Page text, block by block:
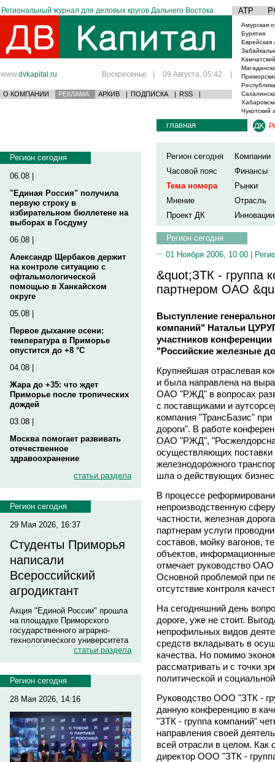
Региональный журнал для деловых кругов Дальнего Востока АТР
www.dvkapital.ru Воскресенье | 09 Августа, 05:42 |
О КОМПАНИИ РЕКЛАМА АРХИВ | ПОДПИСКА | RSS |
Амурская
Бурятия
Еврейская
Чукотский
Регион сегодня
06.08 |
"Единая Россия" получила
первую строку в
избирательном бюллетене на
выборах в Госдуму
06.08 |
Александр Щербаков держит
на контроле ситуацию с
офтальмологической
помощью в Ханкайском
округе
05.08 |
Первое дыхание осени:
температура в Приморье
опустится до +8 °C
04.08 |
Жара до +35: что ждет
Приморье после тропических
дождей
03.08 |
Москва помогает развивать
отечественное
здравоохранение
статьи раздела
Регион сегодня
29 Мая 2026, 16:37
Студенты Приморья
написали
Всероссийский
агродиктант
Акция "Единой России" прошла
на площадке Приморского
государственного аграрно-
технологического университета
статьи раздела
Регион сегодня
28 Мая 2026, 14:16
главная
Регион сегодня
Компании
Часовой пояс
Финансы
Тема номера
Рынки
Мнение
Отрасль
Проект ДК
Инновации
Регион сегодня
01 Ноября 2006, 10:00 |
&quot;ЗТК - группа
партнером ОАО
Выступление
компаний" Натальи
участников
"Российские железные
Крупнейшая отраслевая
и была направлена на
ОАО "РЖД" в вопросах
с поставщиками и
компания "ТрансБазис"
дороги". В работе
ОАО "РЖД",
осуществляющих поставки
железнодорожного
шла о действующих
В процессе
непроизводственную
частности, железная
партнерам услуги
составов, мойку вагонов,
объектов,
отмечает руководство
Основной проблемой при
отсутствие контроля
На сегодняшний день
дороге, уже не стоит.
непрофильных видов
средств вкладывать в
качества. Но помимо
рассматривать и с точки
политической и
Руководство ООО "ЗТК -
данную конференцию в
"ЗТК - группа компаний"
направления своей
всей отрасли в целом. Как
директор ООО "ЗТК -